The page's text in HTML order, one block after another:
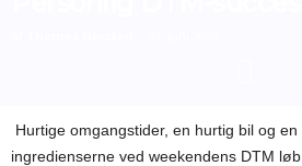
Hurtige omgangstider, en hurtig bil og
ingredienserne ved weekendens DTM